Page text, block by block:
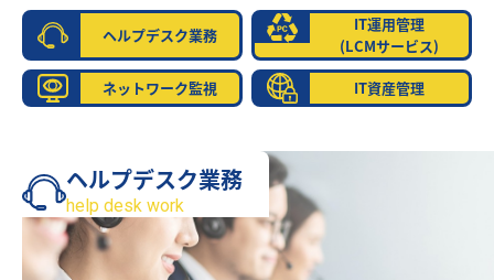
ヘルプデスク業務
IT運用管理
(LCMサービス)
ネットワーク監視
IT資産管理
ヘルプデスク業務
help desk work